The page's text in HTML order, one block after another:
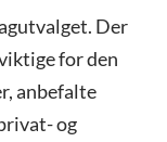
Der
for den
anbefalte
og